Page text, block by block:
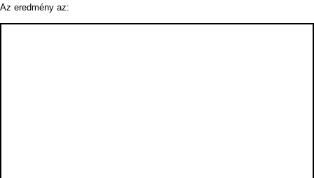
Az eredmény az: